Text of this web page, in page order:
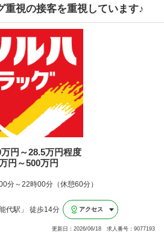
重視の接客を重視しています♪
万円～28.5万円程度
円～500万円
分～22時00分（休憩60分）
代駅」 徒歩14分 アクセス
更新日：2026/06/18 求人番号：9077193